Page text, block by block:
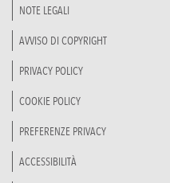
NOTE LEGALI
AVVISO DI COPYRIGHT
PRIVACY POLICY
COOKIE POLICY
PREFERENZE PRIVACY
ACCESSIBILITÀ